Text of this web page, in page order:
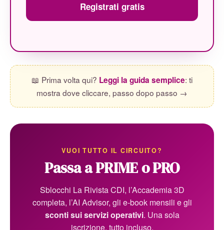
Registrati gratis
📖 Prima volta qui? Leggi la guida semplice: ti
mostra dove cliccare, passo dopo passo →
VUOI TUTTO IL CIRCUITO?
Passa a PRIME o PRO
Sblocchi La Rivista CDI, l’Accademia 3D
completa, l’AI Advisor, gli e-book mensili e gli
sconti sui servizi operativi. Una sola
iscrizione, tutto incluso.